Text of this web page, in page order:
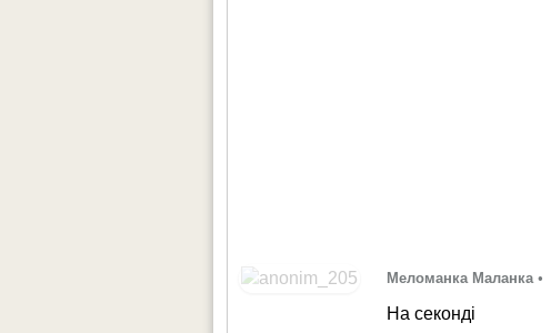
Меломанка Маланка •
На секонді